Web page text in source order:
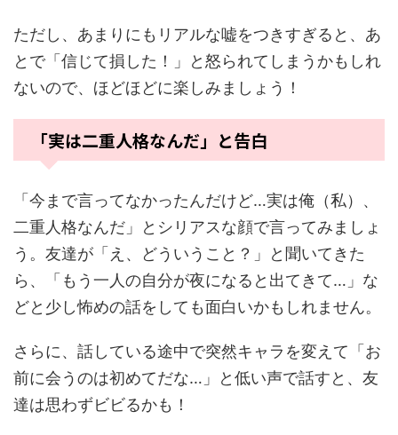
ただし、あまりにもリアルな嘘をつきすぎると、あ
とで「信じて損した！」と怒られてしまうかもしれ
ないので、ほどほどに楽しみましょう！
「実は二重人格なんだ」と告白
「今まで言ってなかったんだけど…実は俺（私）、
二重人格なんだ」とシリアスな顔で言ってみましょ
う。友達が「え、どういうこと？」と聞いてきた
ら、「もう一人の自分が夜になると出てきて…」な
どと少し怖めの話をしても面白いかもしれません。
さらに、話している途中で突然キャラを変えて「お
前に会うのは初めてだな…」と低い声で話すと、友
達は思わずビビるかも！